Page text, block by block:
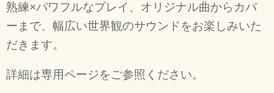
熟練×パワフルなプレイ、オリジナル曲からカバ
ーまで、幅広い世界観のサウンドをお楽しみいた
だきます。
詳細は専用ページをご参照ください。